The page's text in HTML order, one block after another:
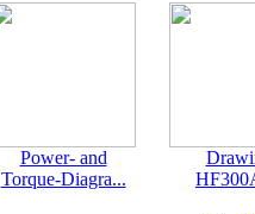
Power- and
Torque-Diagra...